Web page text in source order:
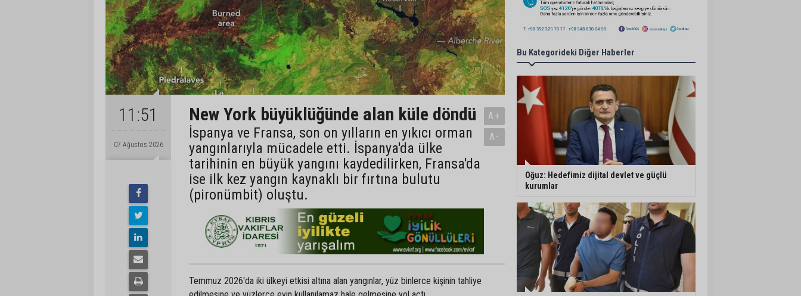
11:51
07 Ağustos 2026
New York büyüklüğünde alan küle döndü
İspanya ve Fransa, son on yılların en yıkıcı orman
yangınlarıyla mücadele etti. İspanya'da ülke
tarihinin en büyük yangını kaydedilirken, Fransa'da
ise ilk kez yangın kaynaklı bir fırtına bulutu
(pironümbit) oluştu.
A+
A-
Temmuz 2026'da iki ülkeyi etkisi altına alan yangınlar, yüz binlerce kişinin tahliye
Bu Kategorideki Diğer Haberler
Oğuz: Hedefimiz dijital devlet ve güçlü
kurumlar